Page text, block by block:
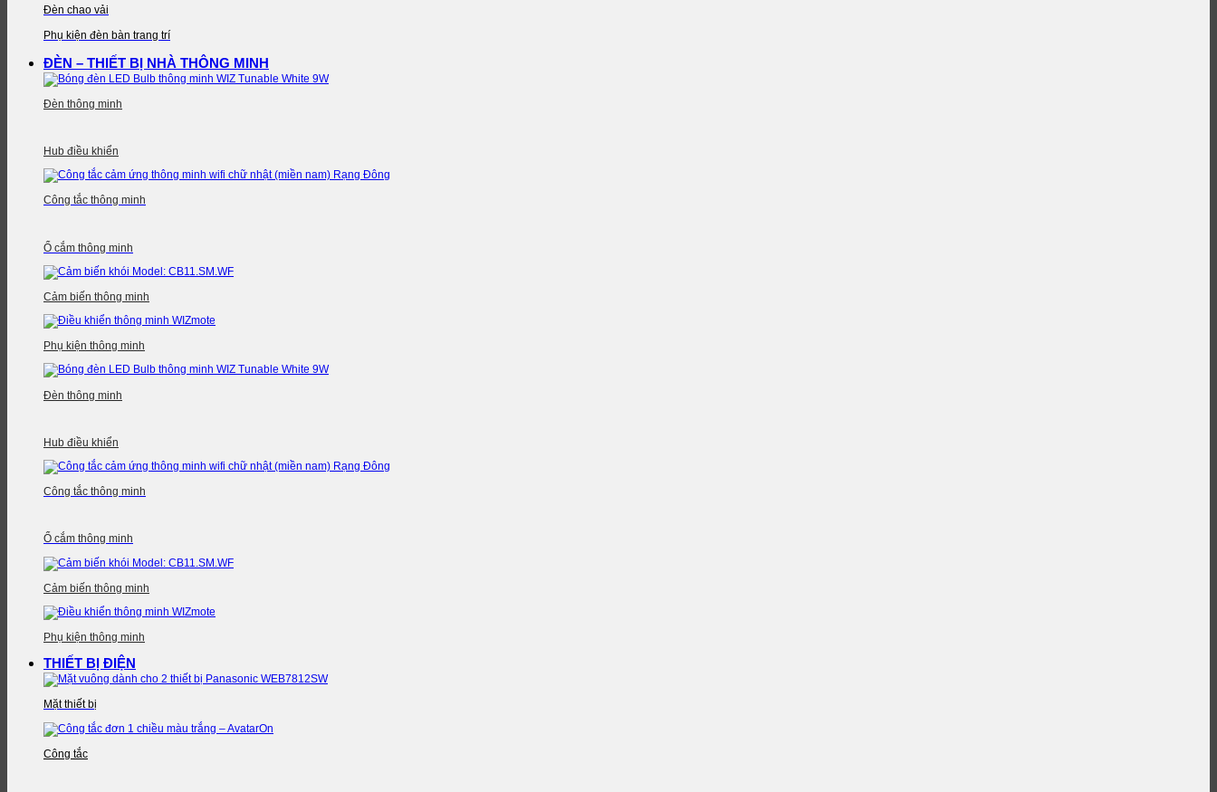
Đèn chao vải
Phụ kiện đèn bàn trang trí
ĐÈN – THIẾT BỊ NHÀ THÔNG MINH
Đèn thông minh
Hub điều khiển
Công tắc thông minh
Ổ cắm thông minh
Cảm biến thông minh
Phụ kiện thông minh
Đèn thông minh
Hub điều khiển
Công tắc thông minh
Ổ cắm thông minh
Cảm biến thông minh
Phụ kiện thông minh
THIẾT BỊ ĐIỆN
Mặt thiết bị
Công tắc